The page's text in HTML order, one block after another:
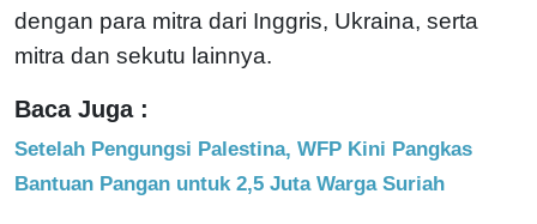
dengan para mitra dari Inggris, Ukraina, serta
mitra dan sekutu lainnya.
Baca Juga :
Setelah Pengungsi Palestina, WFP Kini Pangkas
Bantuan Pangan untuk 2,5 Juta Warga Suriah